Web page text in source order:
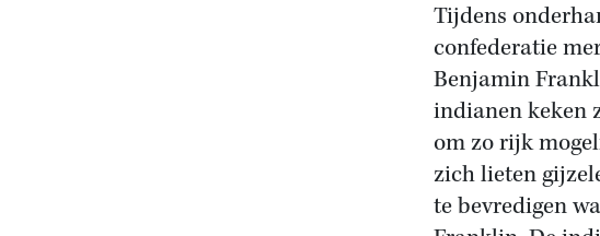
Tijdens
confederatie
Benjamin
indianen keken
om zo rijk
zich lieten
te bevredigen